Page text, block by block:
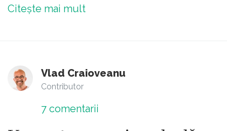
Citește mai mult
Vlad Craioveanu
Contributor
7 comentarii